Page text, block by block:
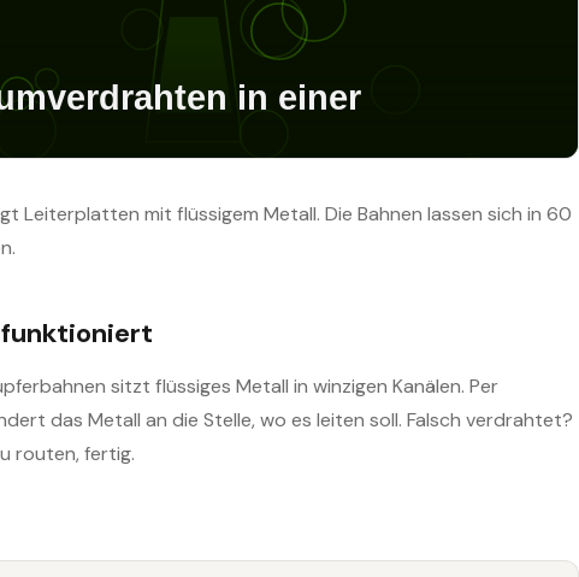
Leiterplatten mit flüssigem Metall. Die Bahnen lassen sich in 60
funktioniert
sitzt flüssiges Metall in winzigen Kanälen. Per
das Metall an die Stelle, wo es leiten soll. Falsch verdrahtet?
routen, fertig.